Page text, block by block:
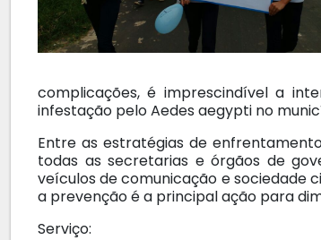
complicações, é imprescindível a
infestação pelo Aedes aegypti no
Entre as estratégias de
todas as secretarias e órgãos de
veículos de comunicação e sociedade
a prevenção é a principal ação para
Serviço: